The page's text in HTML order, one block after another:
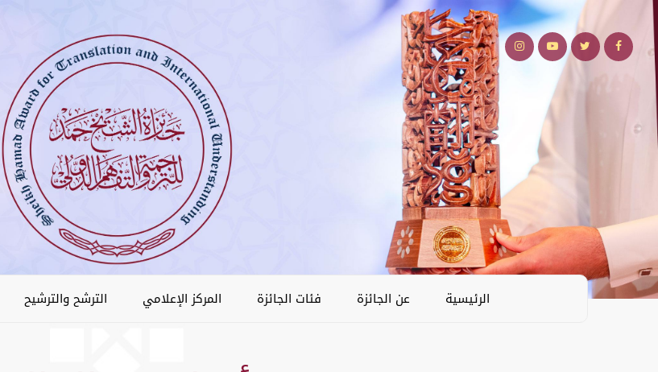
الرئيسية عن الجائزة فئات الجائزة المركز الإعلامي الترشح والترشيح